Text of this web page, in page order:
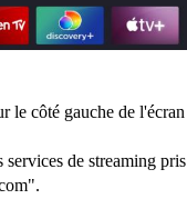
le côté gauche de l'écran
services de streaming pris